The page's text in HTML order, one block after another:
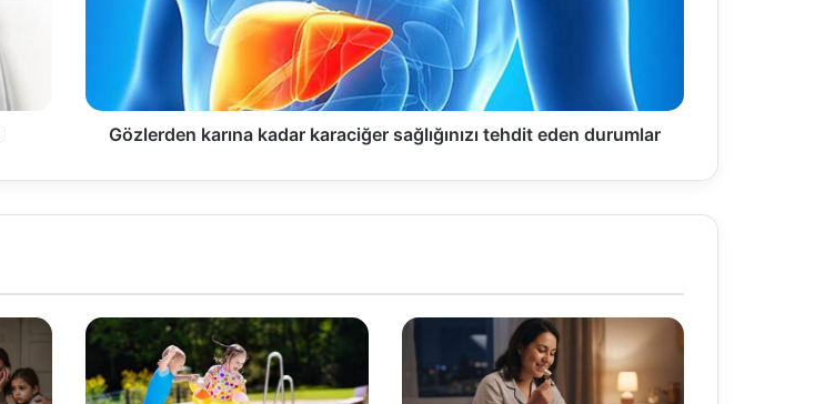
Gözlerden karına kadar karaciğer sağlığınızı tehdit eden durumlar